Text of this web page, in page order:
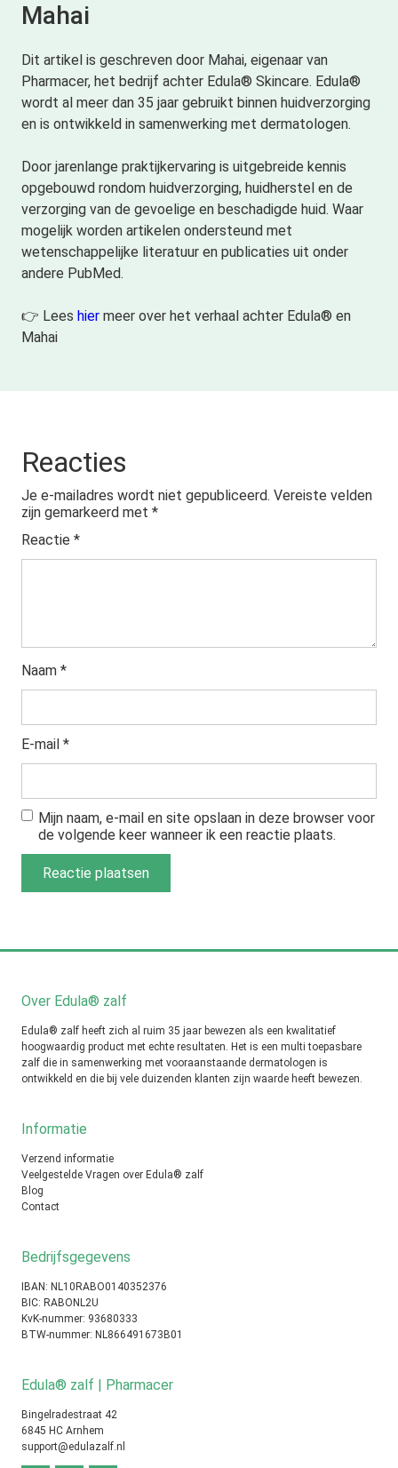
Mahai
Dit artikel is geschreven door Mahai, eigenaar van
Pharmacer, het bedrijf achter Edula® Skincare. Edula®
wordt al meer dan 35 jaar gebruikt binnen huidverzorging
en is ontwikkeld in samenwerking met dermatologen.
Door jarenlange praktijkervaring is uitgebreide kennis
opgebouwd rondom huidverzorging, huidherstel en de
verzorging van de gevoelige en beschadigde huid. Waar
mogelijk worden artikelen ondersteund met
wetenschappelijke literatuur en publicaties uit onder
andere PubMed.
👉 Lees hier meer over het verhaal achter Edula® en
Mahai
Reacties
Je e-mailadres wordt niet gepubliceerd. Vereiste velden
zijn gemarkeerd met *
Reactie *
Naam *
E-mail *
Mijn naam, e-mail en site opslaan in deze browser voor
de volgende keer wanneer ik een reactie plaats.
Over Edula® zalf
Edula® zalf heeft zich al ruim 35 jaar bewezen als een kwalitatief
hoogwaardig product met echte resultaten. Het is een multi toepasbare
zalf die in samenwerking met vooraanstaande dermatologen is
ontwikkeld en die bij vele duizenden klanten zijn waarde heeft bewezen.
Informatie
Verzend informatie
Veelgestelde Vragen over Edula® zalf
Blog
Contact
Bedrijfsgegevens
IBAN: NL10RABO0140352376
BIC: RABONL2U
KvK-nummer: 93680333
BTW-nummer: NL866491673B01
Edula® zalf | Pharmacer
Bingelradestraat 42
6845 HC Arnhem
support@edulazalf.nl